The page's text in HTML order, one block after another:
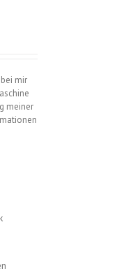
mir
meiner